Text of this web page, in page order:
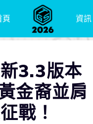
頁 資訊
3.3版本
金裔並
戰！